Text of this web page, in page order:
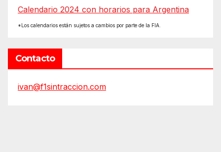
Calendario 2024 con horarios para Argentina
*Los calendarios están sujetos a cambios por parte de la FIA.
Contacto
ivan@f1sintraccion.com